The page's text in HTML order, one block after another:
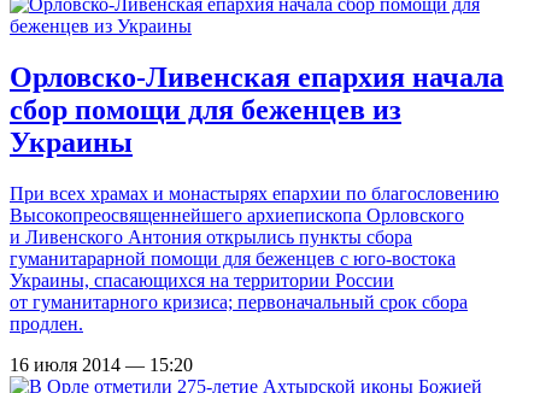
Орловско-Ливенская епархия начала
сбор помощи для беженцев из
Украины
При всех храмах и монастырях епархии по благословению
Высокопреосвященнейшего архиепископа Орловского
и Ливенского Антония открылись пункты сбора
гуманитарарной помощи для беженцев с юго-востока
Украины, спасающихся на территории России
от гуманитарного кризиса; первоначальный срок сбора
продлен.
16 июля 2014 — 15:20